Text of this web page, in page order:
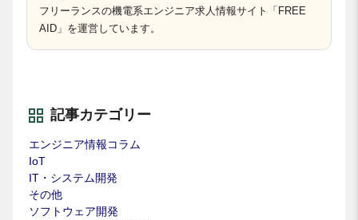
フリーランスの機電系エンジニア求人情報サイト「FREE
AID」を運営しています。
記事カテゴリー
エンジニア情報コラム
IoT
IT・システム開発
その他
ソフトウェア開発